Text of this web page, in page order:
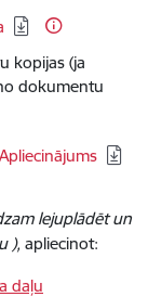
kopijas (ja
dokumentu
lejuplādēt un
), apliecinot:
daļu